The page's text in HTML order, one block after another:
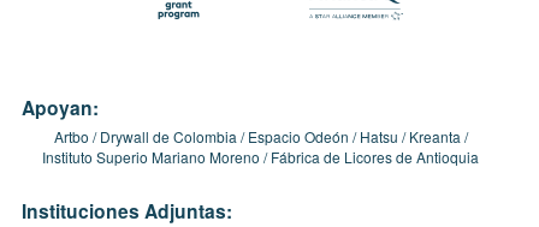
Apoyan:
Artbo Drywall de Colombia Espacio Odeón Hatsu
Kreanta
Instituto Superio Mariano Moreno
Fábrica de Licores de Antioquia
Instituciones Adjuntas: